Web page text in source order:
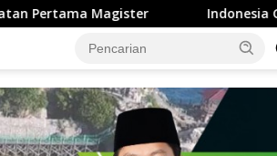
Indonesia Gagal Melaju Piala Dunia Tidak